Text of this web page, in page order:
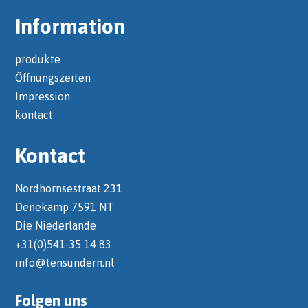
Information
produkte
Öffnungszeiten
Impression
kontact
Kontact
Nordhornsestraat 231
Denekamp 7591 NT
Die Niederlande
+31(0)541-35 14 83
info@tensundern.nl
Folgen uns